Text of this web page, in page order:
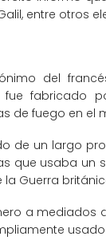
entre otros
del
fue fabricado
de fuego en el
de un largo
que usaba un
la Guerra
a